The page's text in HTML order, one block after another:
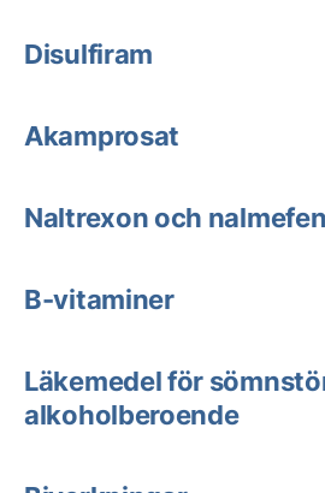
Disulfiram
Akamprosat
Naltrexon och nalmefen
B-vitaminer
Läkemedel för
alkoholberoende